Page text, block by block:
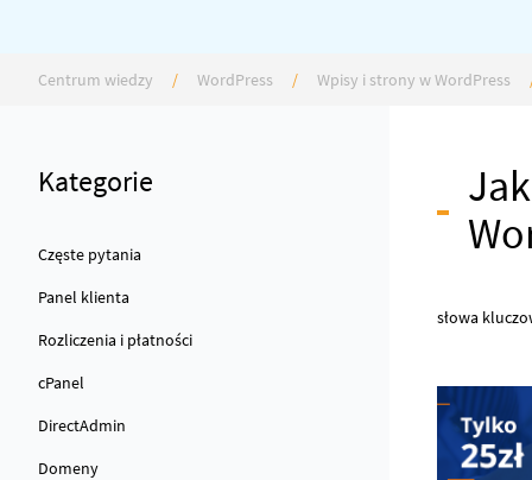
Centrum wiedzy / WordPress / Wpisy i strony w WordPress
Kategorie
Częste pytania
Panel klienta
Rozliczenia i płatności
cPanel
DirectAdmin
Domeny
słowa